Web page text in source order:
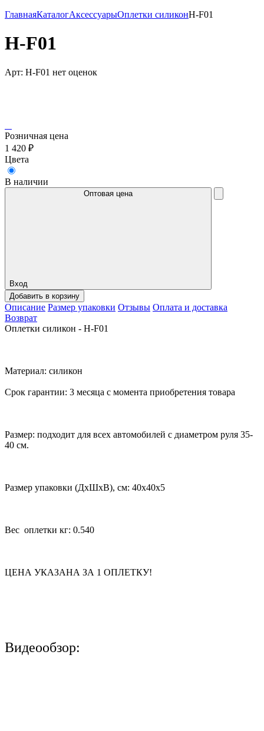
ГлавнаяКаталогАксессуарыОплетки силиконH-F01
H-F01
Арт: H-F01 нет оценок
Розничная цена
1 420 ₽
Цвета
В наличии
Оптовая цена
Вход
Добавить в корзину
Описание Размер упаковки Отзывы Оплата и доставка
Возврат
Оплетки силикон - H-F01
Материал: силикон
Срок гарантии: 3 месяца с момента приобретения товара
Размер: подходит для всех автомобилей с диаметром руля 35-
40 см.
Размер упаковки (ДхШхВ), см: 40x40x5
Вес оплетки кг: 0.540
ЦЕНА УКАЗАНА ЗА 1 ОПЛЕТКУ!
Видеообзор: